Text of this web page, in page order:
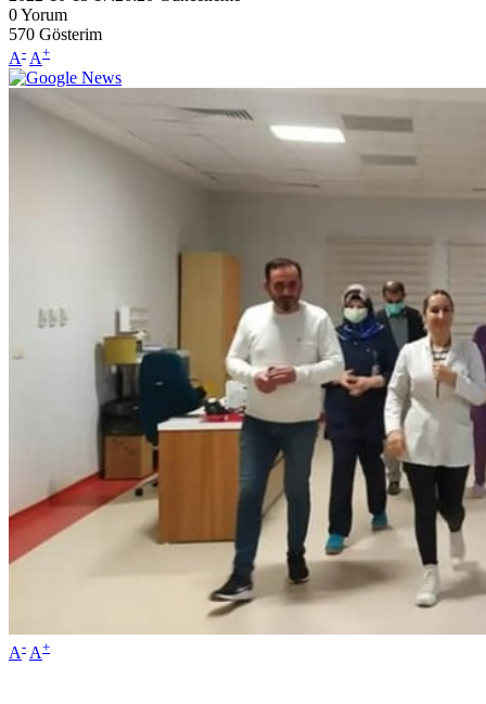
0Yorum
570 Gösterim
A- A+
A- A+